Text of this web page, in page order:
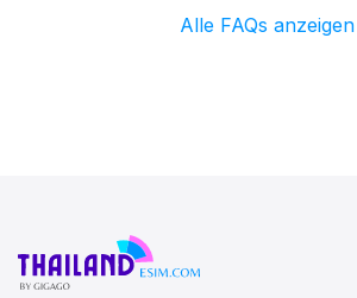
Alle FAQs anzeigen